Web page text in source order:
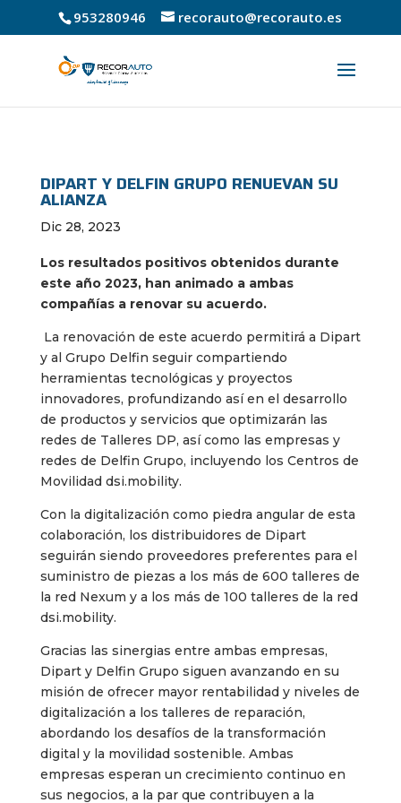
953280946 recorauto@recorauto.es
DIPART Y DELFIN GRUPO RENUEVAN SU
ALIANZA
Dic 28, 2023
Los resultados positivos obtenidos durante
este año 2023, han animado a ambas
compañías a renovar su acuerdo.
La renovación de este acuerdo permitirá a Dipart
y al Grupo Delfin seguir compartiendo
herramientas tecnológicas y proyectos
innovadores, profundizando así en el desarrollo
de productos y servicios que optimizarán las
redes de Talleres DP, así como las empresas y
redes de Delfin Grupo, incluyendo los Centros de
Movilidad dsi.mobility.
Con la digitalización como piedra angular de esta
colaboración, los distribuidores de Dipart
seguirán siendo proveedores preferentes para el
suministro de piezas a los más de 600 talleres de
la red Nexum y a los más de 100 talleres de la red
dsi.mobility.
Gracias las sinergias entre ambas empresas,
Dipart y Delfin Grupo siguen avanzando en su
misión de ofrecer mayor rentabilidad y niveles de
digitalización a los talleres de reparación,
abordando los desafíos de la transformación
digital y la movilidad sostenible. Ambas
empresas esperan un crecimiento continuo en
sus negocios, a la par que contribuyen a la